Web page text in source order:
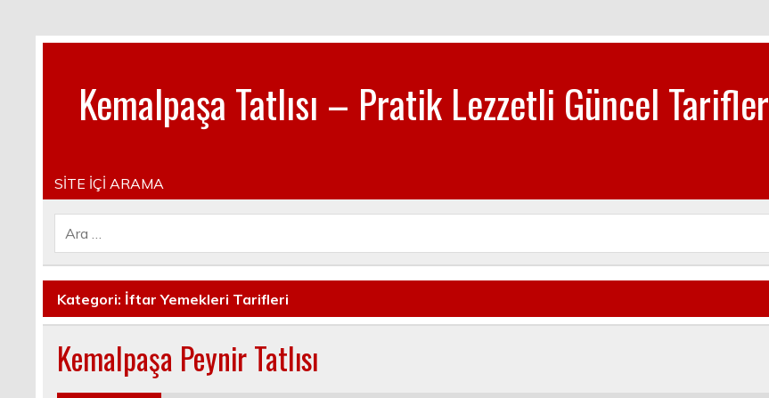
Kemalpaşa Tatlısı – Pratik Lezzetli Güncel Tarifler
SİTE İÇİ ARAMA
Kategori: İftar Yemekleri Tarifleri
Kemalpaşa Peynir Tatlısı